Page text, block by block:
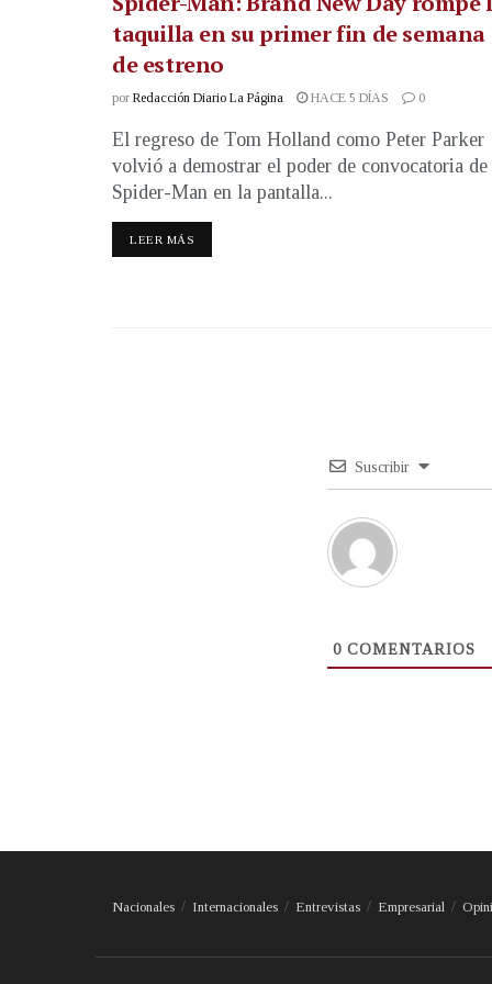
taquilla en su primer fin de semana
de estreno
por Redacción Diario La Página HACE 5 DÍAS 0
El regreso de Tom Holland como Peter Parker
volvió a demostrar el poder de convocatoria de
Spider-Man en la pantalla...
LEER MÁS
Suscribir
0 COMENTARIOS
Nacionales Internacionales Entrevistas Empresarial